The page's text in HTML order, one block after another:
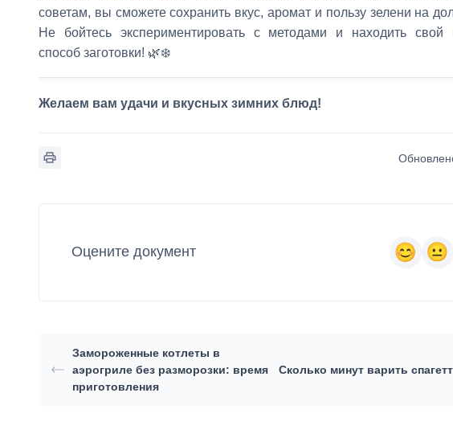
советам, вы сможете сохранить вкус, аромат и пользу зелени на
Не бойтесь экспериментировать с методами и находить свой
способ заготовки! 🌿❄️
Желаем вам удачи и вкусных зимних блюд!
Оцените документ
Замороженные котлеты в
аэрогриле без разморозки: время
приготовления
Сколько минут варить